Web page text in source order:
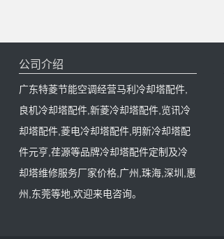
公司介绍
广东特菱节能空调经营马利冷却塔配件,
良机冷却塔配件,新菱冷却塔配件,览讯冷
却塔配件,菱电冷却塔配件,明新冷却塔配
件元亨,荏源等品牌冷却塔配件定制及冷
却塔维修服务厂家价格,广州,珠海,深圳,惠
州,东莞等地,欢迎来电咨询。